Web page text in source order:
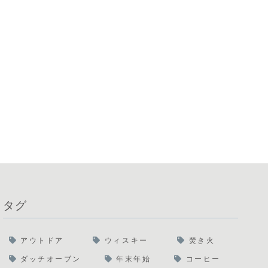
タグ
アウトドア ウィスキー 焚き火
ダッチオーブン 年末年始 コーヒー